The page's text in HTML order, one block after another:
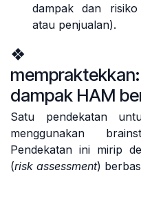
dampak dan
atau penjualan).
❖
mempraktekkan:
dampak HAM
Satu pendekatan
menggunakan
Pendekatan ini mirip
(risk assessment)